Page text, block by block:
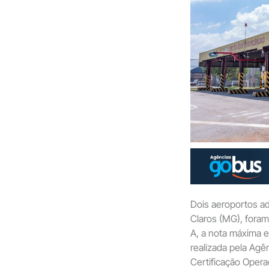
Dois aeroportos
Claros (MG),
A, a nota máxima
realizada pela
Certificação